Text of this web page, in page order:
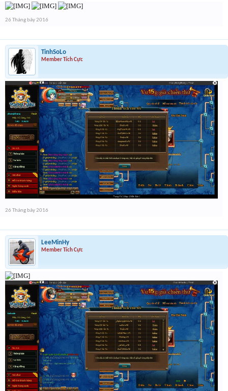
26 Tháng bảy 2016
TinhSoLo
Member Tích Cực
26 Tháng bảy 2016
LeeMinHy
Member Tích Cực